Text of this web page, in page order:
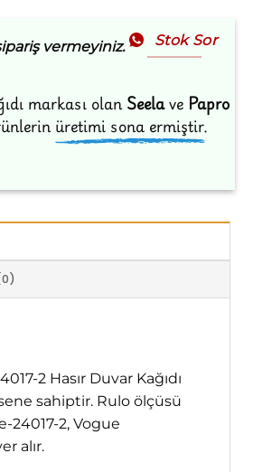
vermeyiniz. Stok Sor
markası olanSeelave Papro
üretimi sona ermiştir.
2 Hasır Duvar Kağıdı
sahiptir. Rulo ölçüsü
24017-2, Vogue
alır.